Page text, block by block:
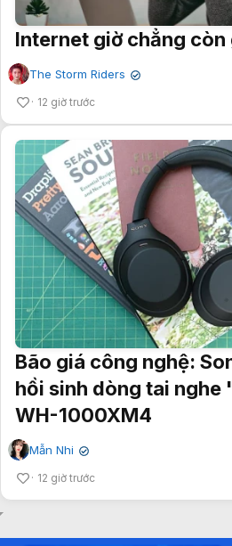
Internet giờ chẳng còn
The Storm Riders ✔
12 giờ trước
Bão giá công nghệ:
hồi sinh dòng tai
WH-1000XM4
Mẫn Nhi ✔
12 giờ trước